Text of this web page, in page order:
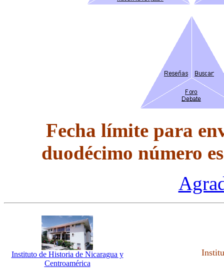
Fecha límite para
duodécimo número
Instituto de Historia de Nicaragua y
Centroamérica